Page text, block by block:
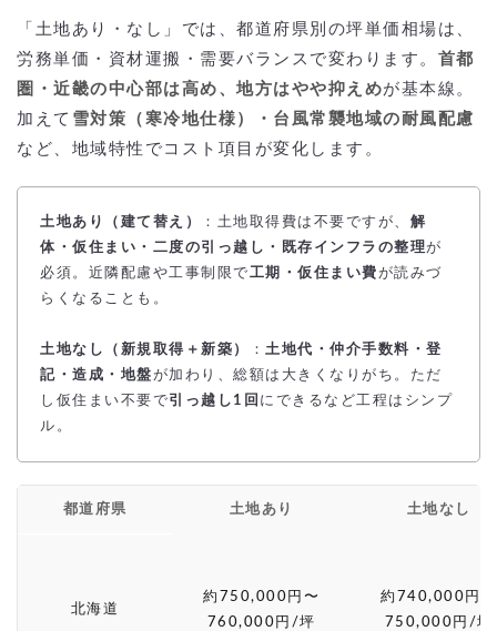
「土地あり・なし」では、都道府県別の坪単価相場は、
労務単価・資材運搬・需要バランスで変わります。 首都
圏・近畿の中心部は高め、地方はやや抑えめが基本線。
加えて 雪対策（寒冷地仕様）・台風常襲地域の耐風配慮
など、地域特性でコスト項目が変化します。
土地あり（建て替え） ：土地取得費は不要ですが、 解
体・仮住まい・二度の引っ越し・既存インフラの整理が
必須。近隣配慮や工事制限で工期・仮住まい費が読みづ
らくなることも。
土地なし（新規取得＋新築） ： 土地代・仲介手数料・登
記・造成・地盤が加わり、総額は大きくなりがち。ただ
し仮住まい不要で引っ越し1回 にできるなど工程はシンプ
ル。
都道府県 土地あり 土地なし
北海道
約750,000円〜
760,000円/坪
約740,000円〜
750,000円/坪